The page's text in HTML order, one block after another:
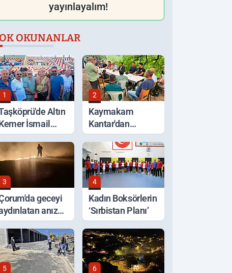
yayınlayalım!
OKUNANLAR
1
Altın
İsmail
Oldu
2
Kaymakam
Kantar'dan
Selden Etkilenen
Bölgelerde
İnceleme
3
geceyi
anız
korkuttu
4
Kadın Boksörlerin
‘Sırbistan Planı’
5 6